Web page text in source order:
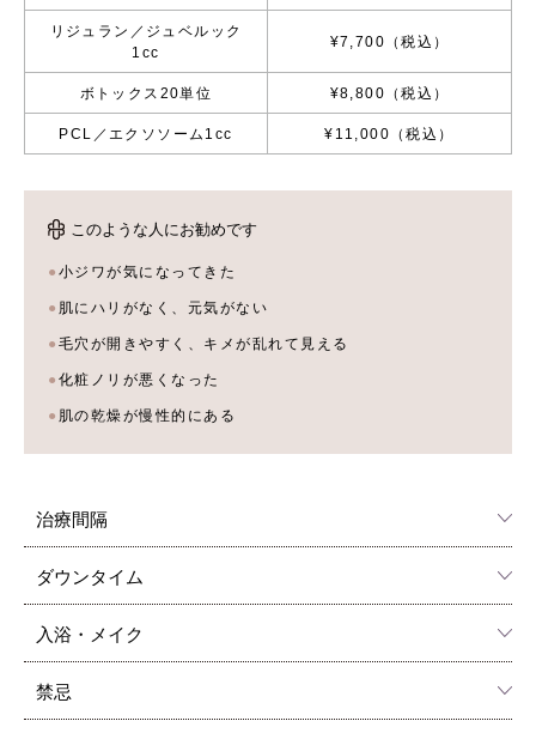
リジュラン／ジュベルック
1cc
¥7,700（税込）
ボトックス20単位 ¥8,800（税込）
PCL／エクソソーム1cc ¥11,000（税込）
このような人にお勧めです
小ジワが気になってきた
肌にハリがなく、元気がない
毛穴が開きやすく、キメが乱れて見える
化粧ノリが悪くなった
肌の乾燥が慢性的にある
治療間隔
ダウンタイム
入浴・メイク
禁忌